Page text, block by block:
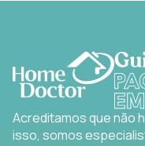
Acreditamos que não
isso, somos